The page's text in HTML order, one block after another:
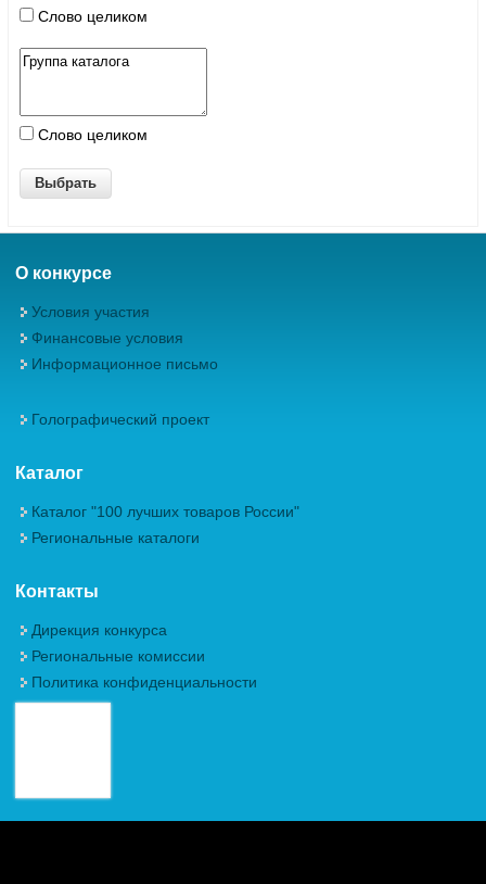
Слово целиком
Слово целиком
О конкурсе
Условия участия
Финансовые условия
Информационное письмо
Голографический проект
Каталог
Каталог "100 лучших товаров России"
Региональные каталоги
Контакты
Дирекция конкурса
Региональные комиссии
Политика конфиденциальности